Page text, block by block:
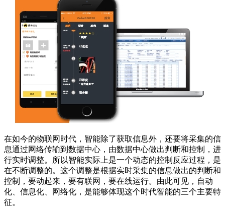
在如今的物联网时代，智能除了获取信息外，还要将采集的信
息通过网络传输到数据中心，由数据中心做出判断和控制，进
行实时调整。所以智能实际上是一个动态的控制反应过程，是
在不断调整的。这个调整是根据实时采集的信息做出的判断和
控制，要动起来，要有联网，要在线运行。由此可见，自动
化、信息化、网络化，是能够体现这个时代智能的三个主要特
征。